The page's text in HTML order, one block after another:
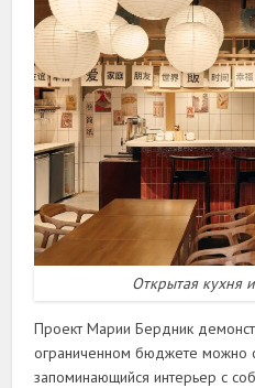
Открытая кухня
Проект Марии Бердник
ограниченном бюджете можно
запоминающийся интерьер с